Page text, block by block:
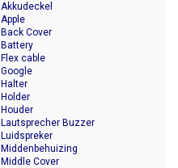
Akkudeckel
Apple
Back Cover
Battery
Flex cable
Google
Halter
Holder
Houder
Lautsprecher Buzzer
Luidspreker
Middenbehuizing
Middle Cover